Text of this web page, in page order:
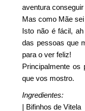
aventura
Mas como Mãe
Isto não é fácil,
das pessoas que
para o ver feliz!
Principalmente os
que vos mostro.
Ingredientes:
| Bifinhos de Vitela